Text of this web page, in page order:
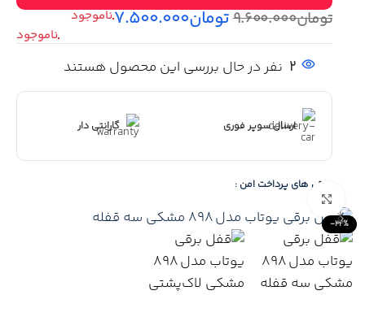
-22%
تومان۹.۶۰۰.۰۰۰تومان۷.۵۰۰.۰۰۰
2 نفر در حال بررسی این محصول هستند
ارسال سوپر فوری گارانتی دار
روش های پرداخت امن :